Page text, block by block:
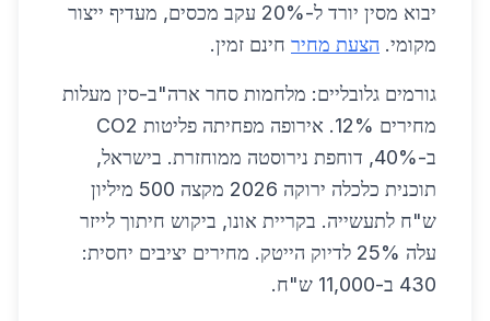
יבוא מסין יורד ל-20% עקב מכסים, מעדיף ייצור
מקומי. הצעת מחיר חינם זמין.
גורמים גלובליים: מלחמות סחר ארה"ב-סין מעלות
מחירים 12%. אירופה מפחיתה פליטות CO2
ב-40%, דוחפת נירוסטה ממוחזרת. בישראל,
תוכנית כלכלה ירוקה 2026 מקצה 500 מיליון
ש"ח לתעשייה. בקריית אונו, ביקוש חיתוך לייזר
עלה 25% לדיוק הייטק. מחירים יציבים יחסית:
430 ב-11,000 ש"ח.